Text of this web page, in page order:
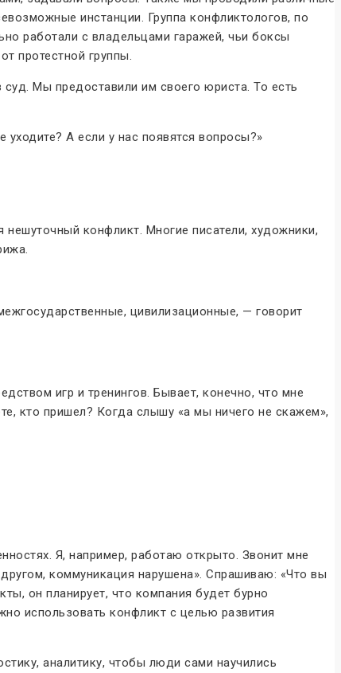
инстанции. Группа конфликтологов, по
работали с владельцами гаражей, чьи боксы
протестной группы.
Мы предоставили им своего юриста. То есть
А если у нас появятся вопросы?»
конфликт. Многие писатели, художники,
цивилизационные, — говорит
игр и тренингов. Бывает, конечно, что мне
кто пришел? Когда слышу «а мы ничего не скажем»,
Я, например, работаю открыто. Звонит мне
коммуникация нарушена». Спрашиваю: «Что вы
он планирует, что компания будет бурно
использовать конфликт с целью развития
аналитику, чтобы люди сами научились